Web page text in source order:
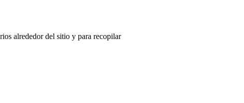
alrededor del sitio y para recopilar